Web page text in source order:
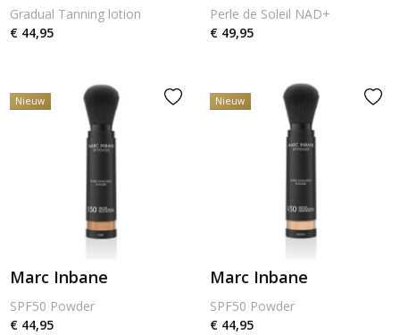
Gradual Tanning lotion
€ 44,95
Perle de Soleil NAD+
€ 49,95
Nieuw
Marc Inbane
SPF50 Powder
€ 44,95
Nieuw
Marc Inbane
SPF50 Powder
€ 44,95